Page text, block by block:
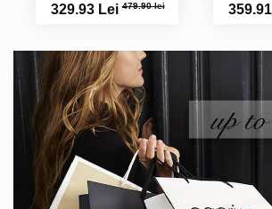
329.93 Lei479.90 lei